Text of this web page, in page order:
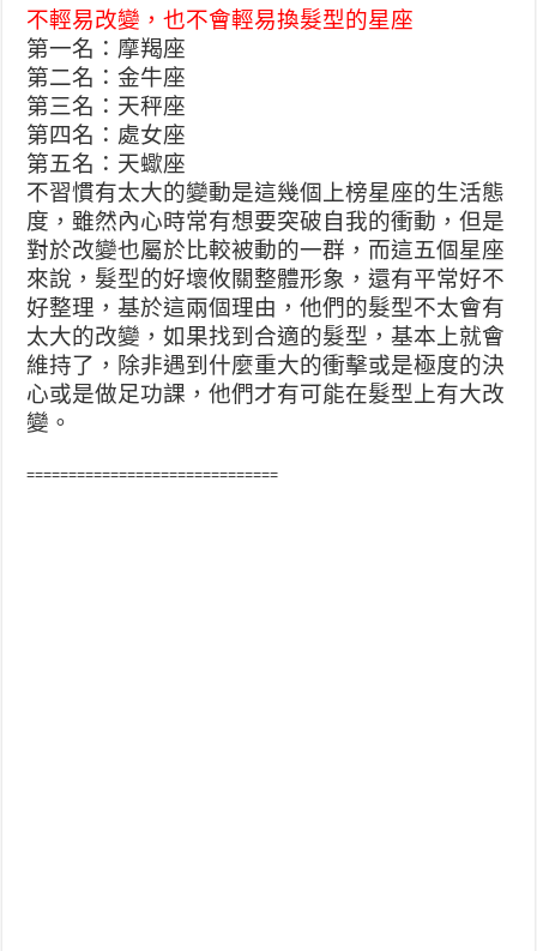
不輕易改變，也不會輕易換髮型的星座
第一名：摩羯座
第二名：金牛座
第三名：天秤座
第四名：處女座
第五名：天蠍座
不習慣有太大的變動是這幾個上榜星座的生活態
度，雖然內心時常有想要突破自我的衝動，但是
對於改變也屬於比較被動的一群，而這五個星座
來說，髮型的好壞攸關整體形象，還有平常好不
好整理，基於這兩個理由，他們的髮型不太會有
太大的改變，如果找到合適的髮型，基本上就會
維持了，除非遇到什麼重大的衝擊或是極度的決
心或是做足功課，他們才有可能在髮型上有大改
變。
==============================